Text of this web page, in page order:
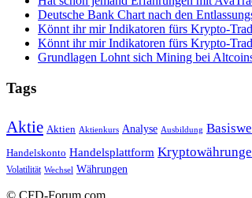
Deutsche Bank Chart nach den
Könnt ihr mir Indikatoren fürs Krypto-
Könnt ihr mir Indikatoren fürs Krypto-
Grundlagen Lohnt sich Mining bei
Tags
Aktie Aktien Aktienkurs Analyse Ausbildung
Handelskonto Handelsplattform
Volatilität Wechsel Währungen
© CFD-Forum.com